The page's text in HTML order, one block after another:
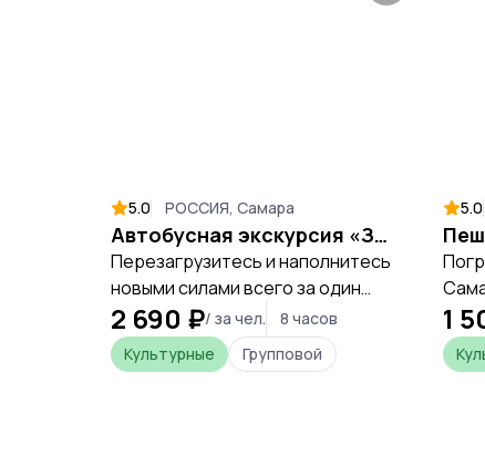
5.0 РОССИЯ, Самара
Автобусная экскурсия «Замок Гарибальди»
Перезагрузитесь и наполнитесь
новыми силами всего за один
день, открывая уникальные
места Самарской области.
2 690 ₽/ за чел.
8 часов
Культурные
Групповой
5.0
1